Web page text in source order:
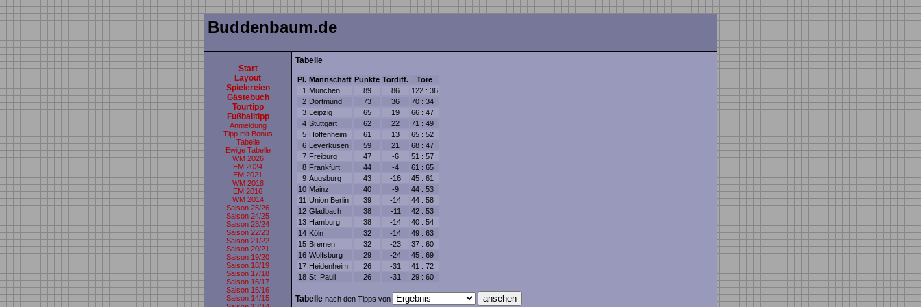
Buddenbaum.de
Start
Layout
Spielereien
Gästebuch
Tourtipp
Fußballtipp
Anmeldung
Tipp mit Bonus
Tabelle
Ewige Tabelle
WM 2026
EM 2024
EM 2021
WM 2018
EM 2016
WM 2014
Saison 25/26
Saison 24/25
Saison 23/24
Saison 22/23
Saison 21/22
Saison 20/21
Saison 19/20
Saison 18/19
Saison 17/18
Saison 16/17
Saison 15/16
Saison 14/15
Tabelle
Pl. Mannschaft Punkte Tordiff.
Tore
1 München 89 86
122 : 36
2 Dortmund 73 36
70 : 34
3 Leipzig 65 19
66 : 47
4 Stuttgart 62 22
71 : 49
5 Hoffenheim 61 13
65 : 52
6 Leverkusen 59 21
68 : 47
7 Freiburg 47 -6
51 : 57
8 Frankfurt 44 -4
61 : 65
9 Augsburg 43 -16
45 : 61
10 Mainz 40 -9
44 : 53
11 Union Berlin 39 -14
44 : 58
12 Gladbach 38 -11
42 : 53
13 Hamburg 38 -14
40 : 54
14 Köln 32 -14
49 : 63
15 Bremen 32 -23
37 : 60
16 Wolfsburg 29 -24
45 : 69
17 Heidenheim 26 -31
41 : 72
18 St. Pauli 26 -31 29 : 60
Tabelle nach den Tipps von